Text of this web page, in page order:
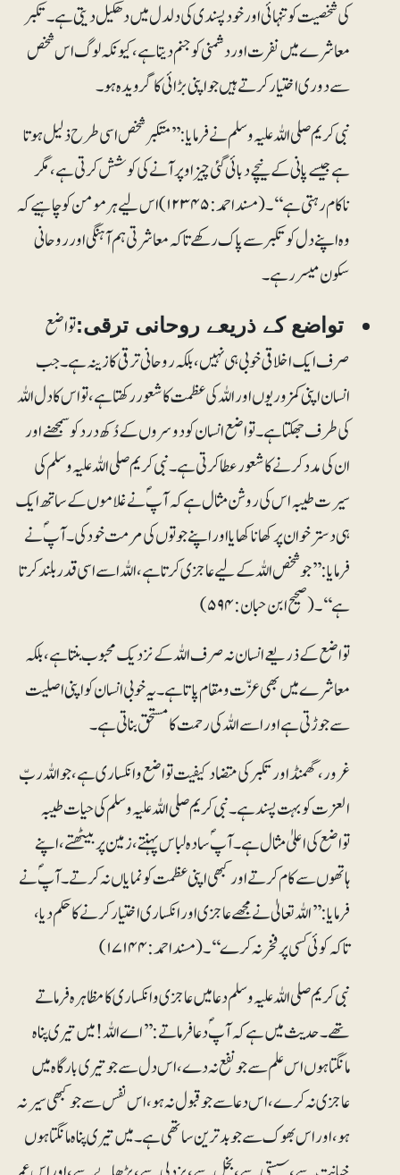
کی شخصیت کو تنہائی اور خود پسندی کی دلدل میں دھکیل دیتی ہے۔ تکبر
معاشرے میں نفرت اور دشمنی کو جنم دیتا ہے، کیونکہ لوگ اس شخص
سے دوری اختیار کرتے ہیں جو اپنی بڑائی کا گرویدہ ہو۔
نبی کریم صلی اللہ علیہ وسلم نے فرمایا: ’’متکبر شخص اسی طرح ذلیل ہوتا
ہے جیسے پانی کے نیچے دبائی گئی چیز اوپر آنے کی کوشش کرتی ہے، مگر
ناکام رہتی ہے‘‘۔ (مسند احمد:۱۲۳۴۵) اس لیے ہر مومن کو چاہیے کہ
وہ اپنے دل کو تکبر سے پاک رکھے تاکہ معاشرتی ہم آہنگی اور روحانی
سکون میسر رہے۔
تواضع کے ذریعے روحانی ترقی:تواضع
صرف ایک اخلاقی خوبی ہی نہیں، بلکہ روحانی ترقی کا زینہ ہے۔ جب
انسان اپنی کمزوریوں اور اللہ کی عظمت کا شعور رکھتا ہے، تو اس کا دل اللہ
کی طرف جھکتا ہے۔ تواضع انسان کو دوسروں کے دُکھ درد کو سمجھنے اور
ان کی مدد کرنے کا شعور عطا کرتی ہے۔ نبی کریم صلی اللہ علیہ وسلم کی
سیرت طیبہ اس کی روشن مثال ہے کہ آپ ؐنے غلاموں کے ساتھ ایک
ہی دستر خوان پر کھانا کھایا اور اپنے جوتوں کی مرمت خود کی۔ آپ ؐنے
فرمایا: ’’جو شخص اللہ کے لیے عاجزی کرتا ہے، اللہ اسے اسی قدر بلند کرتا
ہے‘‘۔ (صحیح ابن حبان: ۵۹۴)
تواضع کے ذریعے انسان نہ صرف اللہ کے نزدیک محبوب بنتا ہے، بلکہ
معاشرے میں بھی عزّت و مقام پاتا ہے۔ یہ خوبی انسان کو اپنی اصلیت
سے جوڑتی ہے اور اسے اللہ کی رحمت کا مستحق بناتی ہے۔
غرور، گھمنڈ اور تکبر کی متضاد کیفیت تواضع و انکساری ہے، جو اللہ ربّ
العزت کو بہت پسند ہے۔ نبی کریم صلی اللہ علیہ وسلم کی حیات طیبہ
تواضع کی اعلیٰ مثال ہے۔ آپ ؐسادہ لباس پہنتے، زمین پر بیٹھتے، اپنے
ہاتھوں سے کام کرتے اور کبھی اپنی عظمت کو نمایاں نہ کرتے۔ آپ ؐنے
فرمایا: ’’اللہ تعالیٰ نے مجھے عاجزی اور انکساری اختیار کرنے کا حکم دیا،
تاکہ کوئی کسی پر فخر نہ کرے‘‘۔ (مسنداحمد: ۱۷۱۴۴)
نبی کریم صلی اللہ علیہ وسلم دعا میں عاجزی و انکساری کا مظاہرہ فرماتے
تھے۔ حدیث میں ہے کہ آپ ؐدعا فرماتے: ’’اے اللہ! میں تیری پناہ
مانگتا ہوں اس علم سے جو نفع نہ دے، اس دل سے جو تیری بارگاہ میں
عاجزی نہ کرے، اس دعا سے جو قبول نہ ہو، اس نفس سے جو کبھی سیر نہ
ہو، اور اس بھوک سے جو بدترین ساتھی ہے۔ میں تیری پناہ مانگتا ہوں